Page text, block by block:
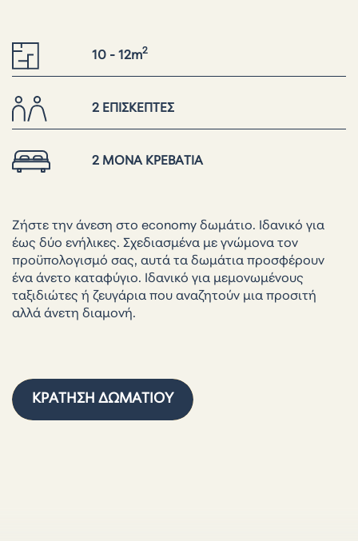
10 - 12m2
2 ΕΠΙΣΚΕΠΤΕΣ
2 ΜΟΝΑ ΚΡΕΒΑΤΙΑ
Ζήστε την άνεση στο economy δωμάτιο. Iδανικό για
έως δύο ενήλικες. Σχεδιασμένα με γνώμονα τον
προϋπολογισμό σας, αυτά τα δωμάτια προσφέρουν
ένα άνετο καταφύγιο. Ιδανικό για μεμονωμένους
ταξιδιώτες ή ζευγάρια που αναζητούν μια προσιτή
αλλά άνετη διαμονή.
ΚΡΆΤΗΣΗ ΔΩΜΑΤΊΟΥ